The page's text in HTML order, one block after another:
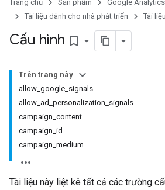
Trang chủ Sản phẩm
Google Analytics
Tài liệu dành cho nhà phát triển
Tài
Cấu hình bookmark_border
Trên trang này
allow_google_signals
allow_ad_personalization_signals
campaign_content
campaign_id
campaign_medium
Tài liệu này liệt kê tất cả các trường